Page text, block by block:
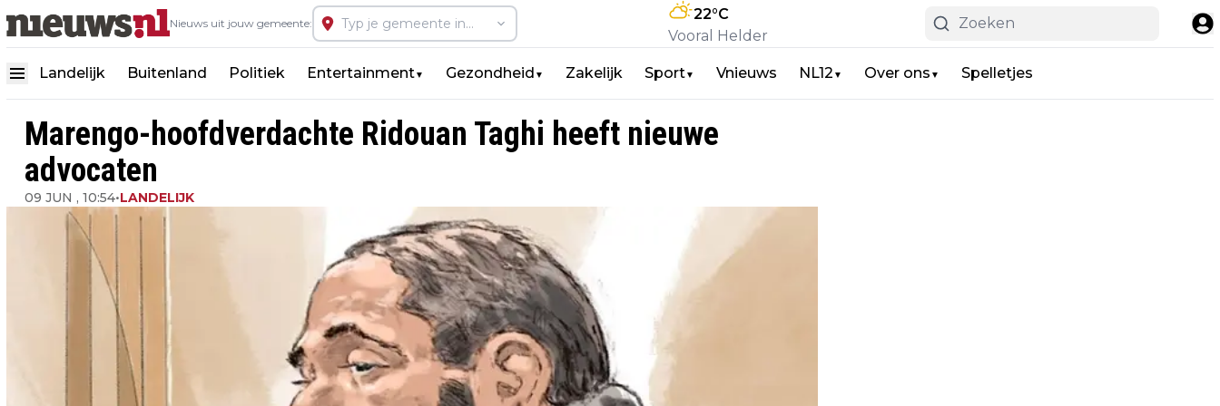
Nieuws uit jouw gemeente:
22°C
Vooral Helder
Landelijk Buitenland Politiek Entertainment▼ Gezondheid ▼ Zakelijk Sport▼ Vnieuws NL12 ▼ Over ons ▼ Spelletjes
Marengo-hoofdverdachte Ridouan Taghi heeft nieuwe
advocaten
09 JUN , 10:54•LANDELIJK